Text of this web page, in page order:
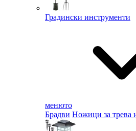
Градински инструменти
менюто
Брадви Ножици за трева